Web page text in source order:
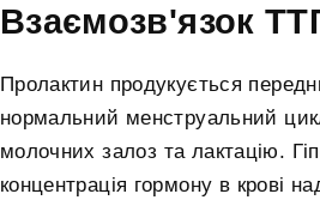
Взаємозв'язок
Пролактин продукується
нормальний менструальний
молочних залоз та лактацію.
концентрація гормону в крові